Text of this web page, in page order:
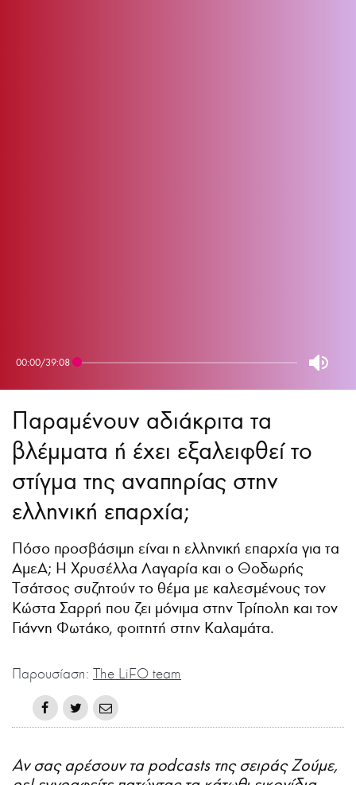
Παραμένουν αδιάκριτα τα
βλέμματα ή έχει εξαλειφθεί το
στίγμα της αναπηρίας στην
ελληνική επαρχία;
Πόσο προσβάσιμη είναι η ελληνική επαρχία για τα
ΑμεΑ; Η Χρυσέλλα Λαγαρία και ο Θοδωρής
Τσάτσος συζητούν το θέμα με καλεσμένους τον
Κώστα Σαρρή που ζει μόνιμα στην Τρίπολη και τον
Γιάννη Φωτάκο, φοιτητή στην Καλαμάτα.
00:00/39:08
Παρουσίαση: The LiFO team
Αν σας αρέσουν τα podcasts της σειράς Ζούμε,